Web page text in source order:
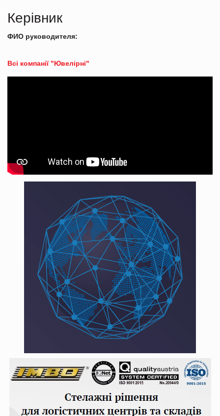
Керівник
ФИО руководителя:
Всі компанії "Ювелірні"